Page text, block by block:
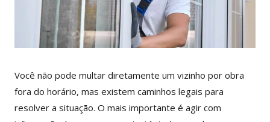
Você não pode multar diretamente um vizinho por obra
fora do horário, mas existem caminhos legais para
resolver a situação. O mais importante é agir com